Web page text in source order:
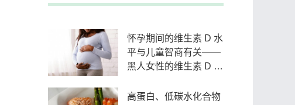
怀孕期间的维生素 D 水
平与儿童智商有关——
黑人女性的维生素 D 水
高蛋白、低碳水化合物